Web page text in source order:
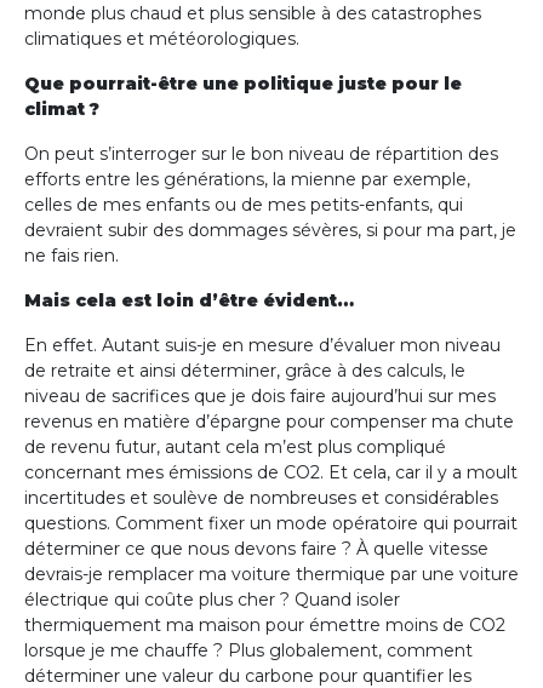
monde plus chaud et plus sensible à des catastrophes
climatiques et météorologiques.
Que pourrait-être une politique juste pour le
climat ?
On peut s’interroger sur le bon niveau de répartition des
efforts entre les générations, la mienne par exemple,
celles de mes enfants ou de mes petits-enfants, qui
devraient subir des dommages sévères, si pour ma part, je
ne fais rien.
Mais cela est loin d’être évident…
En effet. Autant suis-je en mesure d’évaluer mon niveau
de retraite et ainsi déterminer, grâce à des calculs, le
niveau de sacrifices que je dois faire aujourd’hui sur mes
revenus en matière d’épargne pour compenser ma chute
de revenu futur, autant cela m’est plus compliqué
concernant mes émissions de CO2. Et cela, car il y a moult
incertitudes et soulève de nombreuses et considérables
questions. Comment fixer un mode opératoire qui pourrait
déterminer ce que nous devons faire ? À quelle vitesse
devrais-je remplacer ma voiture thermique par une voiture
électrique qui coûte plus cher ? Quand isoler
thermiquement ma maison pour émettre moins de CO2
lorsque je me chauffe ? Plus globalement, comment
déterminer une valeur du carbone pour quantifier les